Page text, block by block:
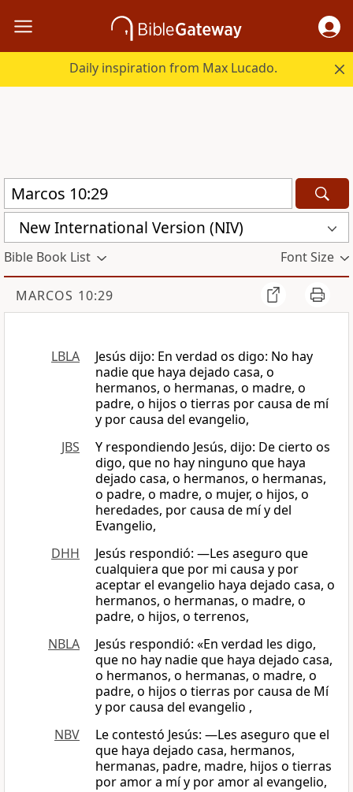
Daily inspiration from Max Lucado.
New International Version (NIV)
Bible Book List Font Size
MARCOS 10:29
LBLA
Jesús dijo: En verdad os digo: No hay
nadie que haya dejado casa, o
hermanos, o hermanas, o madre, o
padre, o hijos o tierras por causa de mí
y por causa del evangelio,
JBS
Y respondiendo Jesús, dijo: De cierto os
digo, que no hay ninguno que haya
dejado casa, o hermanos, o hermanas,
o padre, o madre, o mujer, o hijos, o
heredades, por causa de mí y del
Evangelio,
DHH
Jesús respondió: —Les aseguro que
cualquiera que por mi causa y por
aceptar el evangelio haya dejado casa, o
hermanos, o hermanas, o madre, o
padre, o hijos, o terrenos,
NBLA
Jesús respondió: «En verdad les digo,
que no hay nadie que haya dejado casa,
o hermanos, o hermanas, o madre, o
padre, o hijos o tierras por causa de Mí
y por causa del evangelio ,
NBV
Le contestó Jesús: ―Les aseguro que el
que haya dejado casa, hermanos,
hermanas, padre, madre, hijos o tierras
por amor a mí y por amor al evangelio,